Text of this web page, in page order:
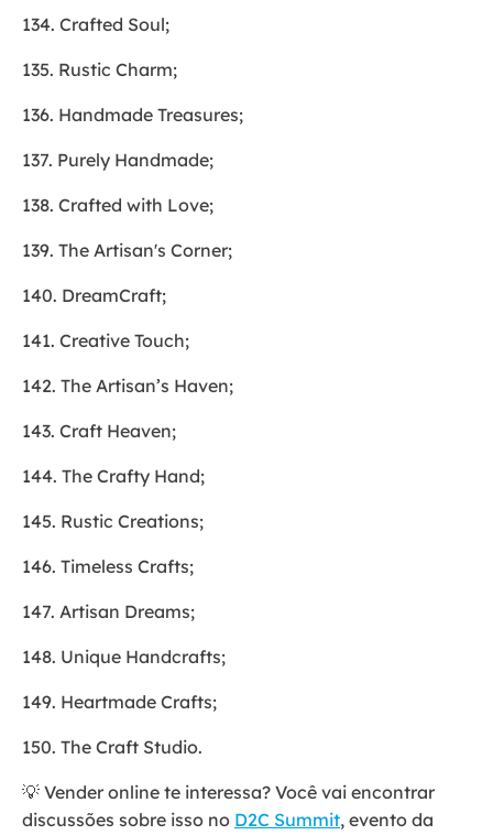
134. Crafted Soul;
135. Rustic Charm;
136. Handmade Treasures;
137. Purely Handmade;
138. Crafted with Love;
139. The Artisan's Corner;
140. DreamCraft;
141. Creative Touch;
142. The Artisan’s Haven;
143. Craft Heaven;
144. The Crafty Hand;
145. Rustic Creations;
146. Timeless Crafts;
147. Artisan Dreams;
148. Unique Handcrafts;
149. Heartmade Crafts;
150. The Craft Studio.
💡 Vender online te interessa? Você vai encontrar
discussões sobre isso no D2C Summit, evento da